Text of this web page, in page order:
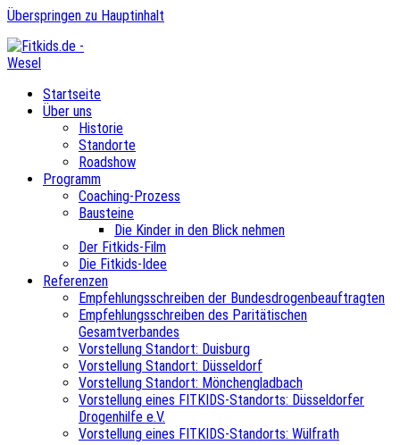
Überspringen zu Hauptinhalt
Startseite
Über uns
Historie
Standorte
Roadshow
Programm
Coaching-Prozess
Bausteine
Die Kinder in den Blick nehmen
Der Fitkids-Film
Die Fitkids-Idee
Referenzen
Empfehlungsschreiben der Bundesdrogenbeauftragten
Empfehlungsschreiben des Paritätischen
Gesamtverbandes
Vorstellung Standort: Duisburg
Vorstellung Standort: Düsseldorf
Vorstellung Standort: Mönchengladbach
Vorstellung eines FITKIDS-Standorts: Düsseldorfer
Drogenhilfe e.V.
Vorstellung eines FITKIDS-Standorts: Wülfrath